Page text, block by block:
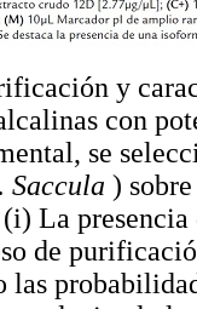
y
con
se
Saccula )
La
de